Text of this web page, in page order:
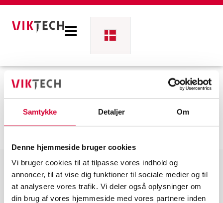
Samtykke Detaljer Om
Denne hjemmeside bruger cookies
Vi bruger cookies til at tilpasse vores indhold og
annoncer, til at vise dig funktioner til sociale medier og til
at analysere vores trafik. Vi deler også oplysninger om
din brug af vores hjemmeside med vores partnere inden
Elektriker til
Ballerup
Viktech er medlem af